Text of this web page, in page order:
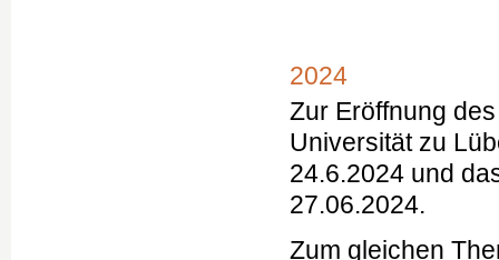
2024
Zur Eröffnung
Universität zu
24.6.2024 und
27.06.2024.
Zum gleichen